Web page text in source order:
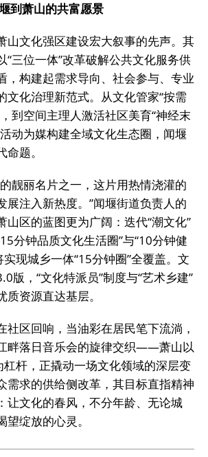
到萧山的共富愿景
山文化强区建设宏大叙事的先声。其
“三位一体”改革破解公共文化服务供
，构建起需求导向、社会参与、专业
文化治理新范式。从文化管家“按需
到空间主理人激活社区美育“神经末
动为媒构建全域文化生态圈，闻堰
题。
靓丽名片之一，这片用热情浇灌的
展注入新热度。”闻堰街道负责人的
山区的蓝图更为广阔：迭代“潮文化”
分钟品质文化生活圈”与“10分钟健
现城乡一体“15分钟圈”全覆盖。文
版，“文化特派员”制度与“艺术乡建”
资源直达基层。
社区回响，当油彩在居民笔下流淌，
畔落日音乐会的旋律交织——萧山以
杠杆，正撬动一场文化领域的深层变
需求的供给侧改革，其目标直指精神
让文化的春风，不分年龄、无论城
绽放的心灵。